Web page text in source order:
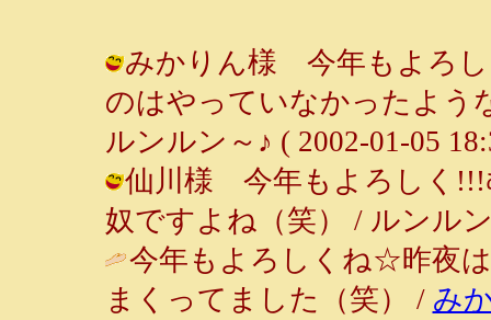
みかりん様 今年もよろし
のはやっていなかったよう
ルンルン～♪ ( 2002-01-05
仙川様 今年もよろしく!!!
奴ですよね（笑） / ルンル
今年もよろしくね☆昨夜
まくってました（笑） / み